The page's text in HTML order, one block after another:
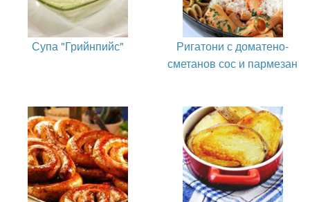
Супа "Грийнпийс"
Ригатони с доматено-
сметанов сос и пармезан